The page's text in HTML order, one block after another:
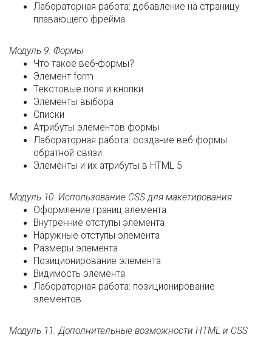
Лабораторная работа: добавление на страницу
плавающего фрейма
Модуль 9. Формы
Что такое веб-формы?
Элемент form
Текстовые поля и кнопки
Элементы выбора
Списки
Атрибуты элементов формы
Лабораторная работа: создание веб-формы
обратной связи
Элементы и их атрибуты в HTML 5
Модуль 10. Использование CSS для макетирования
Оформление границ элемента
Внутренние отступы элемента
Наружные отступы элемента
Размеры элемента
Позиционирование элемента
Видимость элемента
Лабораторная работа: позиционирование
элементов
Модуль 11. Дополнительные возможности HTML и CSS